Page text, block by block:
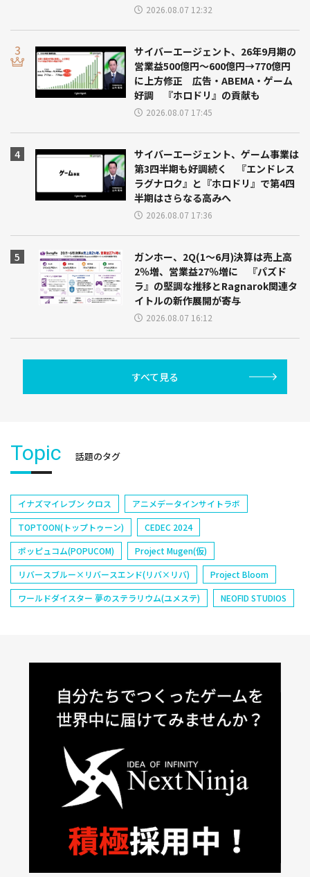
2026.08.07 12:32
サイバーエージェント、26年9月期の
営業益500億円～600億円→770億円
に上方修正 広告・ABEMA・ゲーム
好調 『ホロドリ』の貢献も
2026.08.07 17:45
サイバーエージェント、ゲーム事業は
第3四半期も好調続く 『エンドレス
ラグナロク』と『ホロドリ』で第4四
半期はさらなる高みへ
2026.08.07 17:36
ガンホー、2Q(1～6月)決算は売上高
2％増、営業益27％増に 『パズド
ラ』の堅調な推移とRagnarok関連タ
イトルの新作展開が寄与
2026.08.07 16:12
すべて見る
Topic 話題のタグ
イナズマイレブン クロス
アニメデータインサイトラボ
TOPTOON(トップトゥーン)
CEDEC 2024
ポッピュコム(POPUCOM)
Project Mugen(仮)
リバースブルー×リバースエンド(リバ×リバ)
Project Bloom
ワールドダイスター 夢のステラリウム(ユメステ)
NEOFID STUDIOS